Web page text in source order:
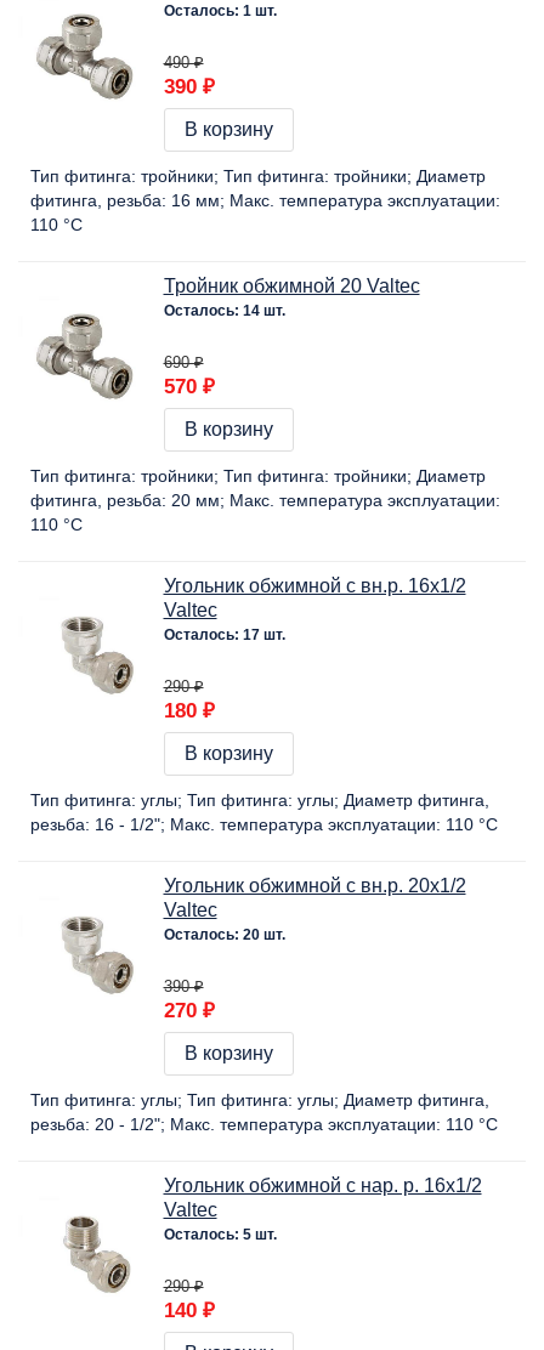
Осталось: 1 шт.
490 ₽
390 ₽
В корзину
Тип фитинга: тройники Тип фитинга: тройники
Диаметр
фитинга, резьба: 16 мм
Макс. температура эксплуатации:
110 °C
Тройник обжимной 20 Valtec
Осталось: 14 шт.
690 ₽
570 ₽
В корзину
Тип фитинга: тройники Тип фитинга: тройники
Диаметр
фитинга, резьба: 20 мм
Макс. температура эксплуатации:
110 °C
Угольник обжимной с вн.р. 16х1/2
Valtec
Осталось: 17 шт.
290 ₽
180 ₽
В корзину
Тип фитинга: углы Тип фитинга: углы
Диаметр фитинга,
резьба: 16 - 1/2" Макс. температура эксплуатации: 110 °C
Угольник обжимной с вн.р. 20х1/2
Valtec
Осталось: 20 шт.
390 ₽
270 ₽
В корзину
Тип фитинга: углы Тип фитинга: углы
Диаметр фитинга,
резьба: 20 - 1/2" Макс. температура эксплуатации: 110 °C
Угольник обжимной с нар. р. 16х1/2
Valtec
Осталось: 5 шт.
290 ₽
140 ₽